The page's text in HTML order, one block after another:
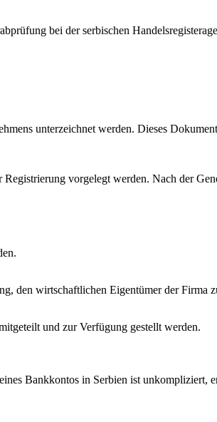
bei der serbischen
unterzeichnet werden. Dieses
vorgelegt werden. Nach der
den wirtschaftlichen Eigentümer der Firma
und zur Verfügung gestellt werden.
Bankkontos in Serbien ist unkompliziert,